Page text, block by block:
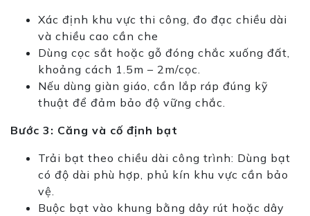
Xác định khu vực thi công, đo đạc chiều dài
và chiều cao cần che
Dùng cọc sắt hoặc gỗ đóng chắc xuống đất,
khoảng cách 1.5m – 2m/cọc.
Nếu dùng giàn giáo, cần lắp ráp đúng kỹ
thuật để đảm bảo độ vững chắc.
Bước 3: Căng và cố định bạt
Trải bạt theo chiều dài công trình: Dùng bạt
có độ dài phù hợp, phủ kín khu vực cần bảo
vệ.
Buộc bạt vào khung bằng dây rút hoặc dây